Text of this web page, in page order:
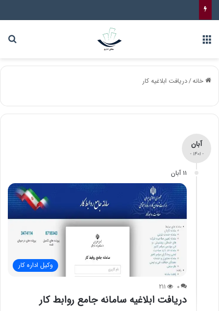
خانه/دریافت ابلاغیه کار
آبان
- 1401 -
11 آبان
وکیل اداره کار
0
211
دریافت ابلاغیه سامانه جامع روابط کار